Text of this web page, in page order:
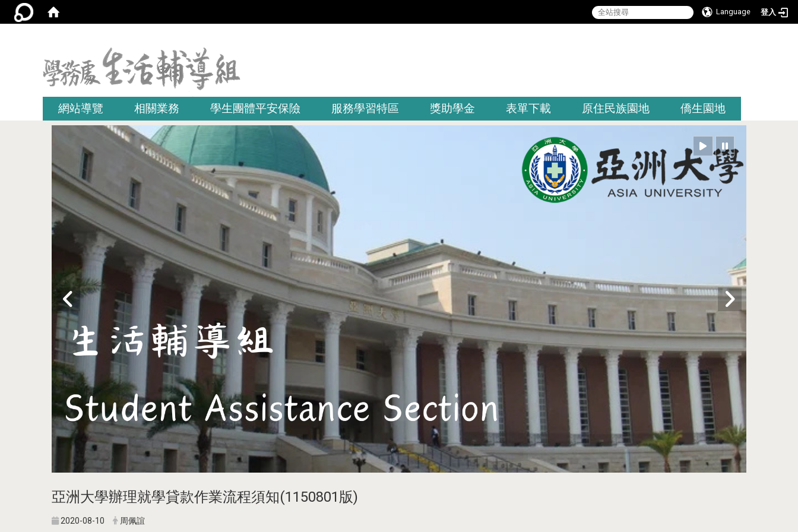
Language 登入
網站導覽 相關業務 學生團體平安保險 服務學習特區 獎助學金 表單下載 原住民族園地 僑生園地
亞洲大學辦理就學貸款作業流程須知(1150801版)
2020-08-10 周佩誼